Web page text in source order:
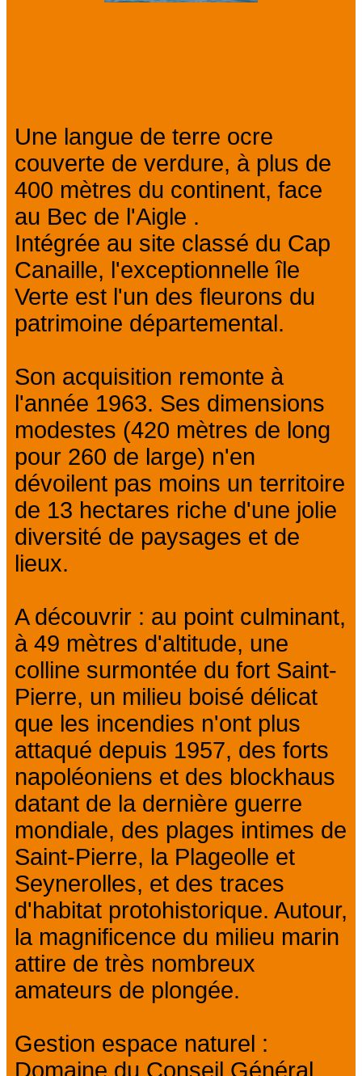
Une langue de terre ocre
couverte de verdure, à plus de
400 mètres du continent, face
au Bec de l'Aigle .
Intégrée au site classé du Cap
Canaille, l'exceptionnelle île
Verte est l'un des fleurons du
patrimoine départemental.
Son acquisition remonte à
l'année 1963. Ses dimensions
modestes (420 mètres de long
pour 260 de large) n'en
dévoilent pas moins un territoire
de 13 hectares riche d'une jolie
diversité de paysages et de
lieux.
A découvrir : au point culminant,
à 49 mètres d'altitude, une
colline surmontée du fort Saint-
Pierre, un milieu boisé délicat
que les incendies n'ont plus
attaqué depuis 1957, des forts
napoléoniens et des blockhaus
datant de la dernière guerre
mondiale, des plages intimes de
Saint-Pierre, la Plageolle et
Seynerolles, et des traces
d'habitat protohistorique. Autour,
la magnificence du milieu marin
attire de très nombreux
amateurs de plongée.
Gestion espace naturel :
Domaine du Conseil Général